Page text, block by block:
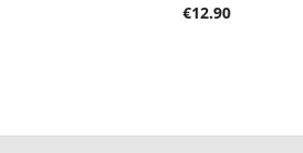
€12.90